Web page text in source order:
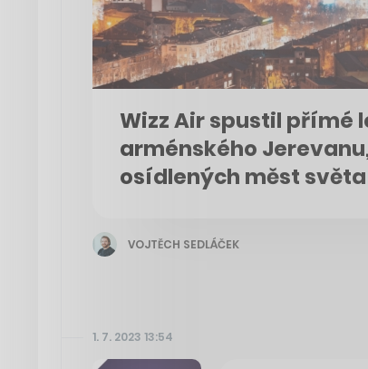
Wizz Air spustil přímé
arménského
osídlených měst světa
VOJTĚCH SEDLÁČEK
1. 7. 2023 13:54